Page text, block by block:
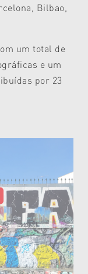
Bilbao,
um total de
e um
por 23